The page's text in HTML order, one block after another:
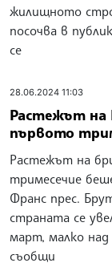
жилищното
посочва в
се
28.06.2024 11:03
Растежът на
първото
Растежът на
тримесечие
Франс прес.
страната се
март, малко
съобщи